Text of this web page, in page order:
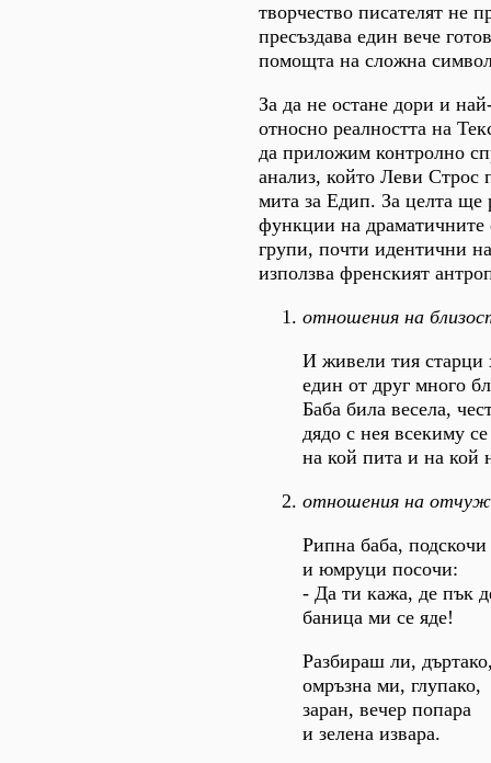
творчество писателят не
пресъздава един вече
помощта на сложна
За да не остане дори и
относно реалността на
да приложим контролно
анализ, който Леви Строс
мита за Едип. За целта ще
функции на
групи, почти идентични
използва френският
отношения на
И живели тия старци
един от друг много
Баба била весела,
дядо с нея всекиму
на кой пита и на кой
отношения на
Рипна баба, подскочи
и юмруци посочи:
- Да ти кажа, де пък
баница ми се яде!
Разбираш ли,
омръзна ми, глупако,
заран, вечер попара
и зелена извара.